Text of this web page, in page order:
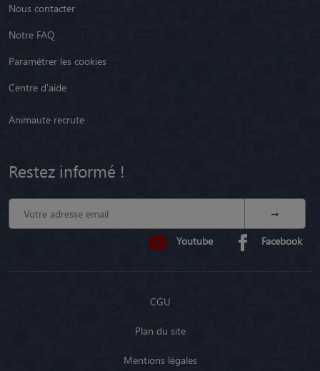
Nous contacter
Notre FAQ
Paramétrer les cookies
Centre d'aide
Animaute recrute
Restez informé !
Youtube Facebook
CGU
Plan du site
Mentions légales